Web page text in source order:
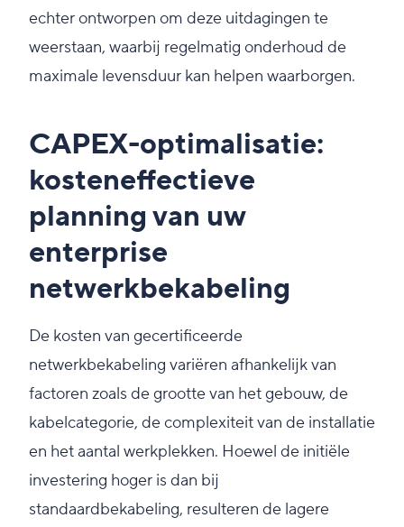
echter ontworpen om deze uitdagingen te
weerstaan, waarbij regelmatig onderhoud de
maximale levensduur kan helpen waarborgen.
CAPEX-optimalisatie:
kosteneffectieve
planning van uw
enterprise
netwerkbekabeling
De kosten van gecertificeerde
netwerkbekabeling variëren afhankelijk van
factoren zoals de grootte van het gebouw, de
kabelcategorie, de complexiteit van de installatie
en het aantal werkplekken. Hoewel de initiële
investering hoger is dan bij
standaardbekabeling, resulteren de lagere